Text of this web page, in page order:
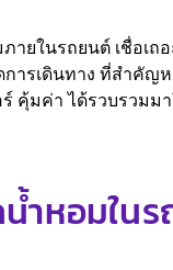
ในรถยนต์ เชื่อเถอ
ารเดินทาง ที่สำคัญ
คุ้มค่า ได้รวบรวม
น้ำหอมใน